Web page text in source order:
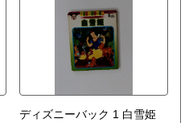
ディズニーバック 1 白雪姫